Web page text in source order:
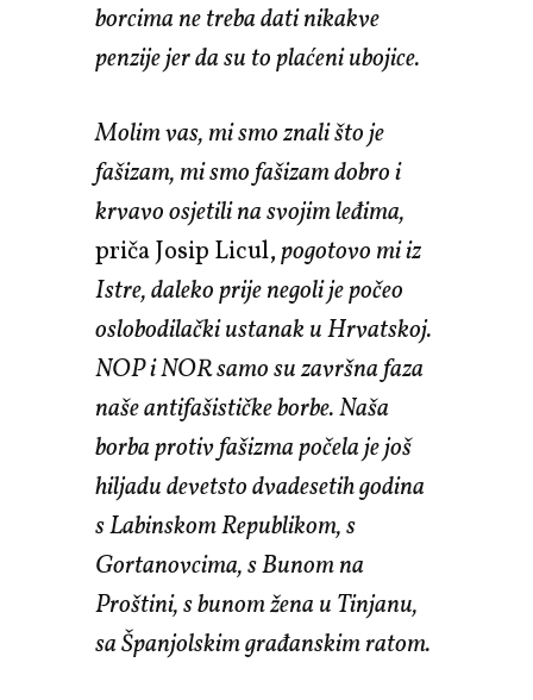
borcima ne treba dati nikakve
penzije jer da su to plaćeni ubojice.
Molim vas, mi smo znali što je
fašizam, mi smo fašizam dobro i
krvavo osjetili na svojim leđima,
priča Josip Licul,pogotovo mi iz
Istre, daleko prije negoli je počeo
oslobodilački ustanak u Hrvatskoj.
NOP i NOR samo su završna faza
naše antifašističke borbe. Naša
borba protiv fašizma počela je još
hiljadu devetsto dvadesetih godina
s Labinskom Republikom, s
Gortanovcima, s Bunom na
Proštini, s bunom žena u Tinjanu,
sa Španjolskim građanskim ratom.